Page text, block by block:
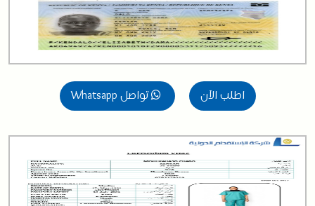
اطلب الآن تواصل Whatsapp